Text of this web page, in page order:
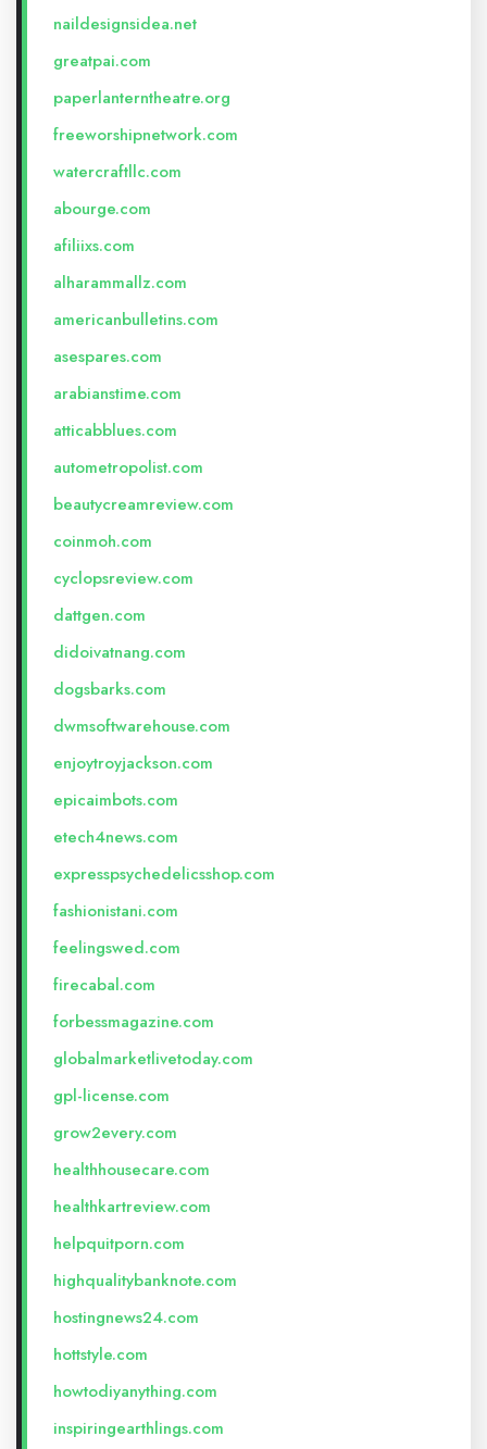
naildesignsidea.net
greatpai.com
paperlanterntheatre.org
freeworshipnetwork.com
watercraftllc.com
abourge.com
afiliixs.com
alharammallz.com
americanbulletins.com
asespares.com
arabianstime.com
atticabblues.com
autometropolist.com
beautycreamreview.com
coinmoh.com
cyclopsreview.com
dattgen.com
didoivatnang.com
dogsbarks.com
dwmsoftwarehouse.com
enjoytroyjackson.com
epicaimbots.com
etech4news.com
expresspsychedelicsshop.com
fashionistani.com
feelingswed.com
firecabal.com
forbessmagazine.com
globalmarketlivetoday.com
gpl-license.com
grow2every.com
healthhousecare.com
healthkartreview.com
helpquitporn.com
highqualitybanknote.com
hostingnews24.com
hottstyle.com
howtodiyanything.com
inspiringearthlings.com